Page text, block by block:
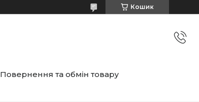
Кошик
Повернення та обмін товару